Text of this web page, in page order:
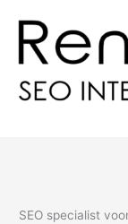
SEO specialist